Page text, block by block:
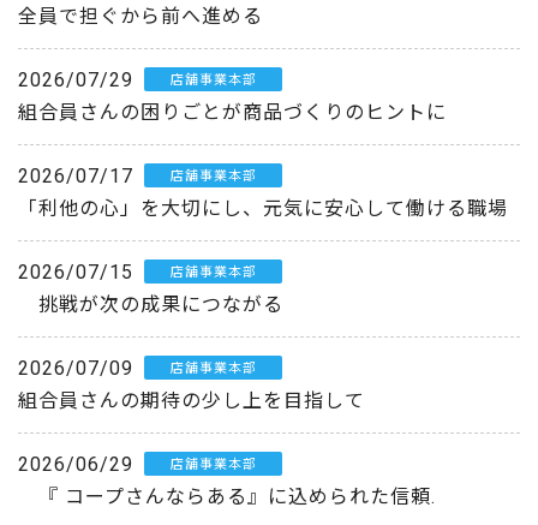
全員で担ぐから前へ進める
2026/07/29 店舗事業本部
組合員さんの困りごとが商品づくりのヒントに
2026/07/17 店舗事業本部
「利他の心」を大切にし、元気に安心して働ける職場
2026/07/15 店舗事業本部
挑戦が次の成果につながる
2026/07/09 店舗事業本部
組合員さんの期待の少し上を目指して
2026/06/29 店舗事業本部
『 コープさんならある』に込められた信頼.